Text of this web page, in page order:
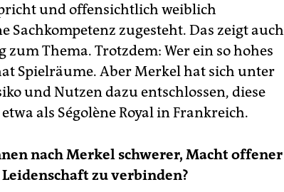
und offensichtlich weiblich
Sachkompetenz zugesteht. Das zeigt auch
Thema. Trotzdem: Wer ein so hohes
Spielräume. Aber Merkel hat sich unter
und Nutzen dazu entschlossen, diese
als Ségolène Royal in Frankreich.
nach Merkel schwerer, Macht offener
zu verbinden?